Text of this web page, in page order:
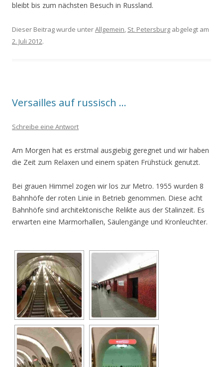
bleibt bis zum nächsten Besuch in Russland.
Dieser Beitrag wurde unterAllgemein, St. Petersburg abgelegt am
2. Juli 2012.
Versailles auf russisch …
Schreibe eine Antwort
Am Morgen hat es erstmal ausgiebig geregnet und wir haben
die Zeit zum Relaxen und einem späten Frühstück genutzt.
Bei grauen Himmel zogen wir los zur Metro. 1955 wurden 8
Bahnhöfe der roten Linie in Betrieb genommen. Diese acht
Bahnhöfe sind architektonische Relikte aus der Stalinzeit. Es
erwarten eine Marmorhallen, Säulengänge und Kronleuchter.